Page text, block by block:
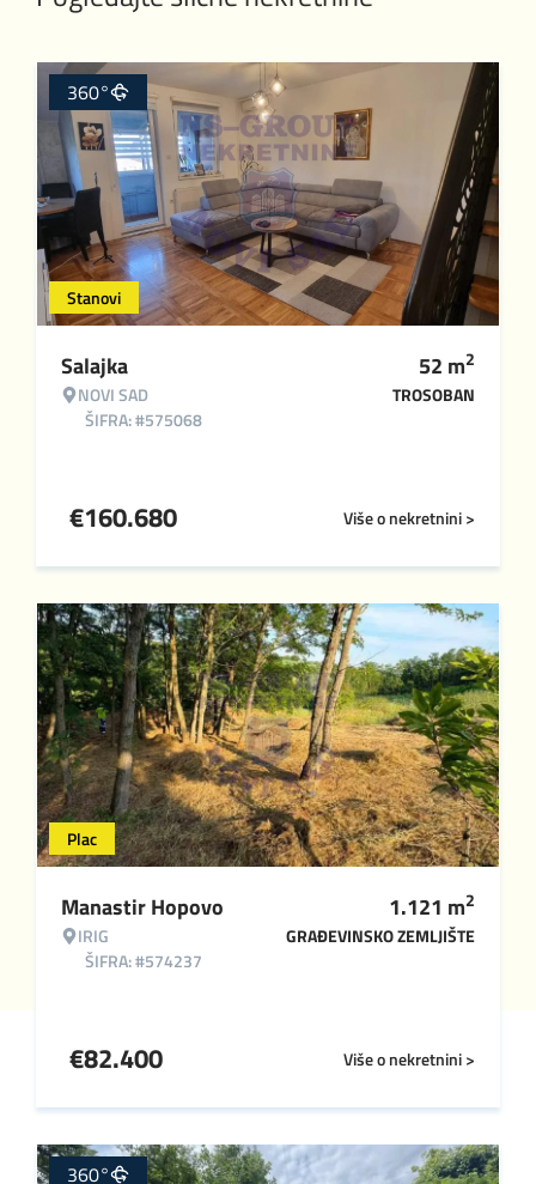
Stanovi
360°
Salajka
NOVI SAD
ŠIFRA: #575068
52 m2
TROSOBAN
Više o nekretnini >
€160.680
Plac
Manastir Hopovo
IRIG
ŠIFRA: #574237
1.121 m2
GRAĐEVINSKO ZEMLJIŠTE
Više o nekretnini >
€82.400
360°